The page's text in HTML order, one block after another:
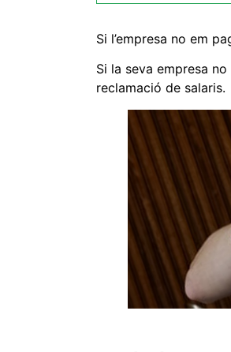
Si l’empresa no em
Si la seva empresa
reclamació de salaris.